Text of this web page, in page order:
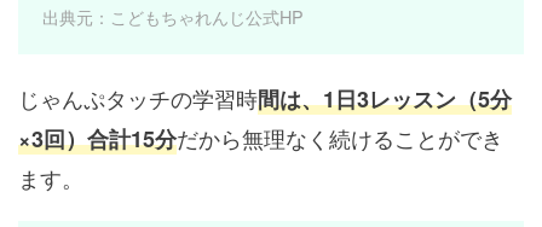
出典元：こどもちゃれんじ公式HP
じゃんぷタッチの学習時間は、1日3レッスン（5分
×3回）合計15分だから無理なく続けることができ
ます。